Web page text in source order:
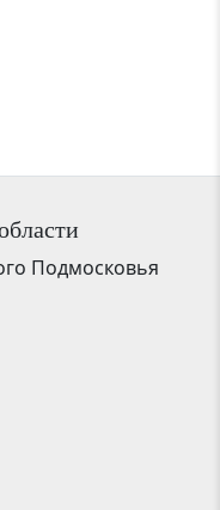
Подмосковья